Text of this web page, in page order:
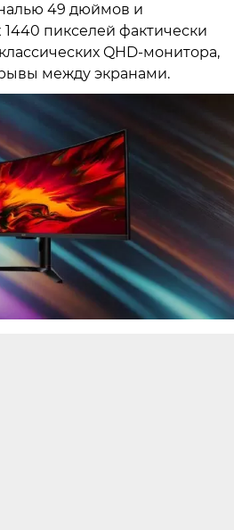
49 дюймов и
пикселей фактически
QHD-монитора,
между экранами.